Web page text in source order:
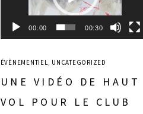
00:00 00:30
ÉVÈNEMENTIEL UNCATEGORIZED
UNE VIDÉO DE HAUT
VOL POUR LE CLUB